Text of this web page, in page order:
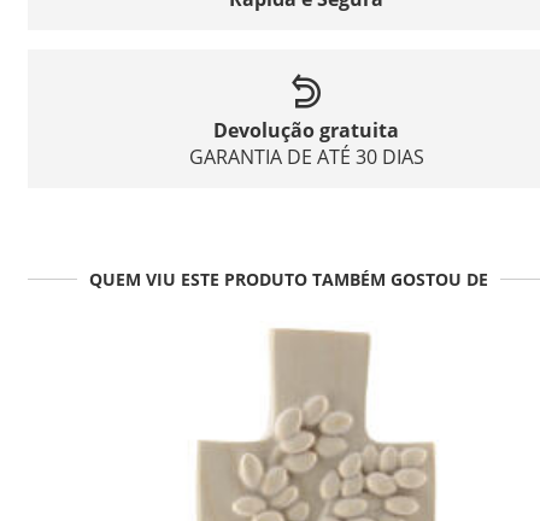
Devolução gratuita
GARANTIA DE ATÉ 30 DIAS
QUEM VIU ESTE PRODUTO TAMBÉM GOSTOU DE